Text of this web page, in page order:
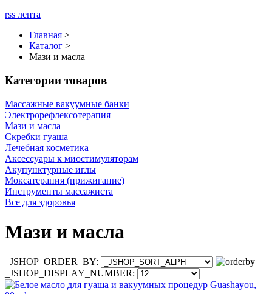
rss лента
Главная >
Каталог >
Мази и масла
Категории товаров
Массажные вакуумные банки
Электрорефлексотерапия
Мази и масла
Скребки гуаша
Лечебная косметика
Аксессуары к миостимуляторам
Акупунктурные иглы
Моксатерапия (прижигание)
Инструменты массажиста
Все для здоровья
Мази и масла
_JSHOP_ORDER_BY:
_JSHOP_DISPLAY_NUMBER: